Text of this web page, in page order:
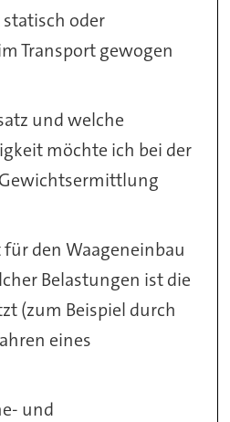
statisch oder
Transport gewogen
und welche
möchte ich bei der
den Waageneinbau
Belastungen ist die
(zum Beispiel durch
eines
und